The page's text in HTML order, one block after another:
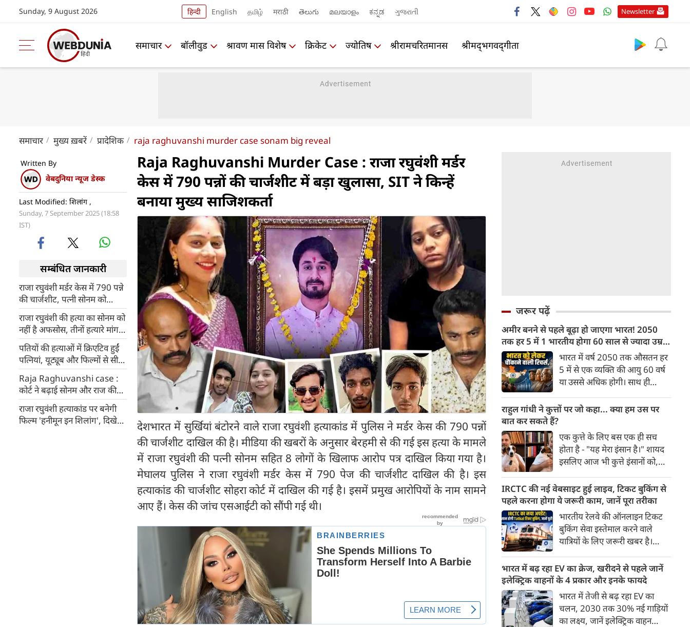
Sunday, 9 August 2026 हिन्दी English தமிழ் मराठी తెలుగు മലയാളം ಕನ್ನಡ ગુજરાતી Newsletter
समाचार बॉलीवुड श्रावण मास विशेष क्रिकेट ज्योतिष श्रीरामचरितमानस श्रीमद्‍भगवद्‍गीता
समाचार मुख्य ख़बरें प्रादेशिक raja raghuvanshi murder case sonam big reveal
Written By
वेबदुनिया न्यूज डेस्क
Last Modified: शिलांग ,
Sunday, 7 September 2025 (18:58
IST)
सम्बंधित जानकारी
राजा रघुवंशी मर्डर केस में 790 पन्ने
की चार्जशीट, पत्नी सोनम को
बनाया मुख्‍य आरोपी
राजा रघुवंशी की हत्या का सोनम को
नहीं है अफसोस, तीनों हत्यारे मांग
रहे हैं जहर, नहीं आ रही नींद
पतियों की हत्‍याओं में क्रिएटिव हुईं
पत्‍नियां, यूट्यूब और फिल्‍मों से सीख
रहीं खौफनाक मर्डर के अनोखे तरीके
Raja Raghuvanshi case :
कोर्ट ने बढ़ाई सोनम और राज की
न्यायिक हिरासत, वीडियो कॉन्फ्रेंस
के जरिए हुई सुनवाई
राजा रघुवंशी हत्याकांड पर बनेगी
फिल्म 'हनीमून इन शिलांग', दिखेगी
Raja Raghuvanshi Murder Case : राजा रघुवंशी मर्डर
केस में 790 पन्नों की चार्जशीट में बड़ा खुलासा, SIT ने किन्हें
बनाया मुख्य साजिशकर्ता
देशभारत में सुर्खियां बंटोरने वाले राजा रघुवंशी हत्याकांड में पुलिस ने मर्डर केस की 790 पन्नों
की चार्जशीट दाखिल की है। मीडिया की खबरों के अनुसार बेरहमी से की गई इस हत्या के मामले
में राजा रघुवंशी की पत्नी सोनम सहित 8 लोगों के खिलाफ आरोप पत्र दाखिल किया गया है।
मेघालय पुलिस ने राजा रघुवंशी मर्डर केस में 790 पेज की चार्जशीट दाखिल की है। इस
हत्याकांड की चार्जशीट सोहरा कोर्ट में दाखिल की गई है। इसमें प्रमुख आरोपियों के नाम सामने
आए हैं। केस की जांच एसआईटी को सौंपी गई थी।
जरूर पढ़ें
अमीर बनने से पहले बूढ़ा हो जाएगा भारत! 2050
तक हर 5 में 1 भारतीय होगा 60 साल से ज्यादा उम्र
का
भारत में वर्ष 2050 तक औसतन हर
5 में से एक व्यक्ति की आयु 60 वर्ष
या उससे अधिक होगी। साथ ही
भारत में रहेंगे। ‘ट्रांसफॉर्म रूरल
अनुसार भारत विकसित देशों के
विपरीत समृद्ध बनने से पहले ही वृद्ध
होती आबादी वाले देश की श्रेणी में
पहुंच रहा है।
राहुल गांधी ने कुत्तों पर जो कहा... क्या हम उस पर
बात कर सकते हैं?
एक कुत्ते के लिए बस एक ही सच
होता है - "यह मेरा इंसान है।" शायद
इसलिए आज भी कुत्ते इंसानों को,
भू-राजनीति से लेकर कृत्रिम
बुद्धिमत्ता, जलवायु परिवर्तन से लेकर
क्रिकेट तक हर विषय पर बहस कर
सकते हैं, तो उस जीव पर भी एक
गंभीर चर्चा बनती है जिसने किसी भी
सभ्यता से पहले इंसान का साथ चुना
था। दुर्भाग्य यह है कि आज कुत्तों के
बारे में हमारी राय पशु-चिकित्सकों,
व्यवहार वैज्ञानिकों या विशेषज्ञों से
कम... और व्हाट्सऐप यूनिवर्सिटी से
ज़्यादा बनती है।
IRCTC की नई वेबसाइट हुई लाइव, टिकट बुकिंग से
पहले करना होगा ये जरूरी काम, जानें पूरा तरीका
भारतीय रेलवे की ऑनलाइन टिकट
बुकिंग सेवा इस्तेमाल करने वाले
यात्रियों के लिए जरूरी खबर है।
वेबसाइट का बीटा वर्जन लॉन्च कर
दिया है। करीब 24 साल पुराने
इंटरफेस के बाद वेबसाइट को नए
डिजाइन और कई नए फीचर्स के साथ
अपडेट किया गया है।
भारत में बढ़ रहा EV का क्रेज, खरीदने से पहले जानें
इलेक्ट्रिक वाहनों के 4 प्रकार और इनके फायदे
भारत में तेजी से बढ़ रहा EV का
चलन, 2030 तक 30% नई गाड़ियों
का लक्ष्य, जानें इलेक्ट्रिक वाहन